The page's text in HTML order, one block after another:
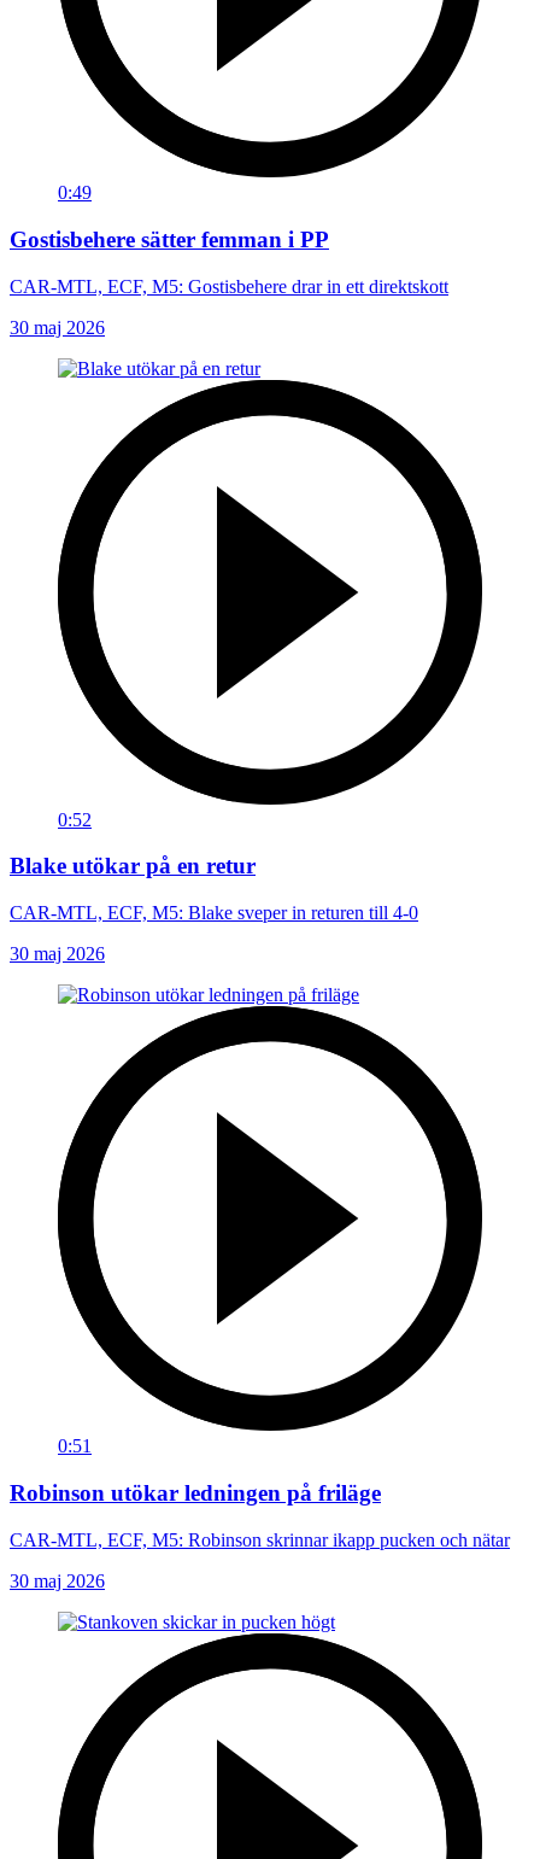
0:49
Gostisbehere sätter femman i PP
CAR-MTL, ECF, M5: Gostisbehere drar in ett direktskott
30 maj 2026
0:52
Blake utökar på en retur
CAR-MTL, ECF, M5: Blake sveper in returen till 4-0
30 maj 2026
0:51
Robinson utökar ledningen på friläge
CAR-MTL, ECF, M5: Robinson skrinnar ikapp pucken och nätar
30 maj 2026